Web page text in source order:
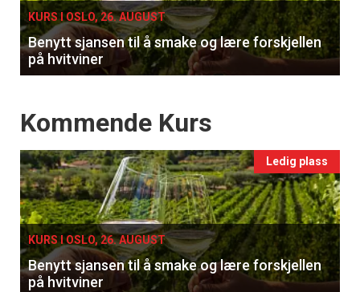
KURS I OSLO, 26. AUGUST
Benytt sjansen til å smake og lære forskjellen
på hvitviner
Events
Kommende Kurs
Ledig plass
KURS I OSLO, 26. AUGUST
Benytt sjansen til å smake og lære forskjellen
på hvitviner